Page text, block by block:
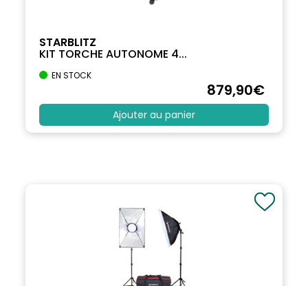
STARBLITZ
KIT TORCHE AUTONOME 4...
EN STOCK
879,90€
Ajouter au panier